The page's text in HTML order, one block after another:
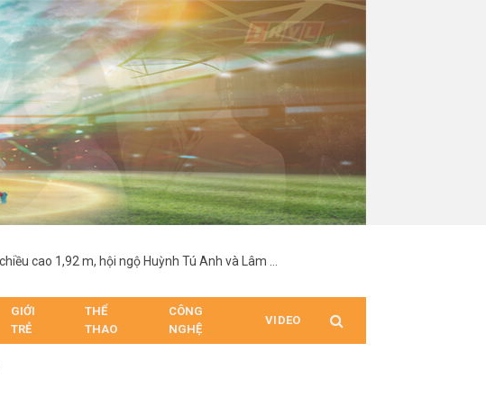
GIỚI
TRẺ
THỂ
THAO
CÔNG
NGHỆ
VIDEO